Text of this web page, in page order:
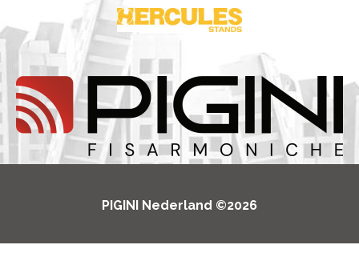
PIGINI Nederland ©2026